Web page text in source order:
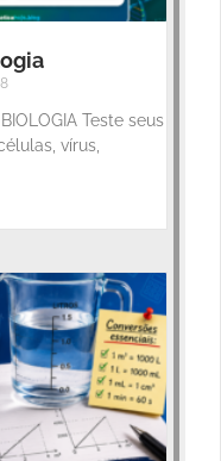
Teste seus
vírus,